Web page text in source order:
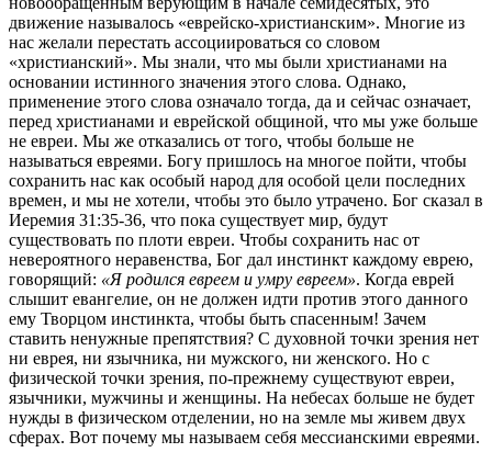
движение называлось «еврейско-христианским». Многие из
нас желали перестать ассоциироваться со словом
«христианский». Мы знали, что мы были христианами на
основании истинного значения этого слова. Однако,
применение этого слова означало тогда, да и сейчас означает,
перед христианами и еврейской общиной, что мы уже больше
не евреи. Мы же отказались от того, чтобы больше не
называться евреями. Богу пришлось на многое пойти, чтобы
сохранить нас как особый народ для особой цели последних
времен, и мы не хотели, чтобы это было утрачено. Бог сказал в
Иеремия 31:35-36, что пока существует мир, будут
существовать по плоти евреи. Чтобы сохранить нас от
невероятного неравенства, Бог дал инстинкт каждому еврею,
говорящий: «Я родился евреем и умру евреем». Когда еврей
слышит евангелие, он не должен идти против этого данного
ему Творцом инстинкта, чтобы быть спасенным! Зачем
ставить ненужные препятствия? С духовной точки зрения нет
ни еврея, ни язычника, ни мужского, ни женского. Но с
физической точки зрения, по-прежнему существуют евреи,
язычники, мужчины и женщины. На небесах больше не будет
нужды в физическом отделении, но на земле мы живем двух
сферах. Вот почему мы называем себя мессианскими евреями.